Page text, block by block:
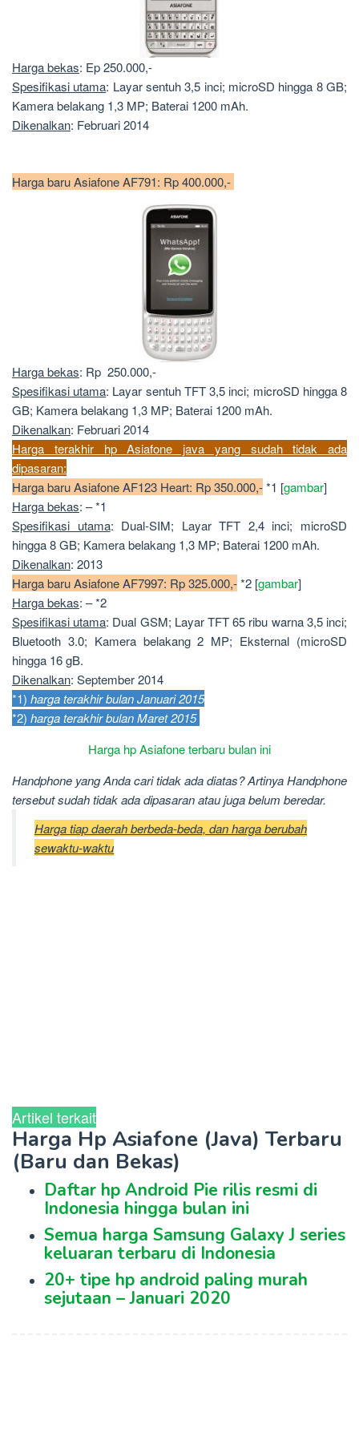
Harga bekas: Ep 250.000,-
Spesifikasi utama: Layar sentuh 3,5 inci; microSD hingga 8 GB;
Kamera belakang 1,3 MP; Baterai 1200 mAh.
Dikenalkan: Februari 2014
Harga baru Asiafone AF791: Rp 400.000,-
Harga bekas: Rp 250.000,-
Spesifikasi utama: Layar sentuh TFT 3,5 inci; microSD hingga 8
GB; Kamera belakang 1,3 MP; Baterai 1200 mAh.
Dikenalkan: Februari 2014
Harga terakhir hp Asiafone java yang sudah tidak ada
dipasaran:
Harga baru Asiafone AF123 Heart: Rp 350.000,-*1 [gambar]
Harga bekas: – *1
Spesifikasi utama: Dual-SIM; Layar TFT 2,4 inci; microSD
hingga 8 GB; Kamera belakang 1,3 MP; Baterai 1200 mAh.
Dikenalkan: 2013
Harga baru Asiafone AF7997: Rp 325.000,-*2 [gambar]
Harga bekas: – *2
Spesifikasi utama: Dual GSM; Layar TFT 65 ribu warna 3,5 inci;
Bluetooth 3.0; Kamera belakang 2 MP; Eksternal (microSD
hingga 16 gB.
Dikenalkan: September 2014
*1) harga terakhir bulan Januari 2015
*2) harga terakhir bulan Maret 2015
Harga hp Asiafone terbaru bulan ini
Handphone yang Anda cari tidak ada diatas? Artinya Handphone
tersebut sudah tidak ada dipasaran atau juga belum beredar.
Harga tiap daerah berbeda-beda, dan harga berubah
sewaktu-waktu
Artikel terkait
Harga Hp Asiafone (Java) Terbaru
(Baru dan Bekas)
Daftar hp Android Pie rilis resmi di
Indonesia hingga bulan ini
Semua harga Samsung Galaxy J series
keluaran terbaru di Indonesia
20+ tipe hp android paling murah
sejutaan – Januari 2020